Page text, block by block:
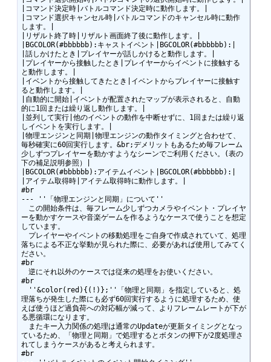
|コマンド決定時|バトルコマンド決定時に動作します。|
|コマンド選択キャンセル時|バトルコマンドのキャンセル時に動作
します。|
|リザルト終了時|リザルト画面終了後に動作します。|
|BGCOLOR(#bbbbbb):キャストイベント|BGCOLOR(#bbbbbb):|
|話しかけたとき|プレイヤーが話しかけると動作します。|
|プレイヤーから接触したとき|プレイヤーからイベントに接触する
と動作します。|
|イベントから接触してきたとき|イベントからプレイヤーに接触す
ると動作します。|
|自動的に開始|イベントが配置されたマップが表示されると、自動
的に1回または繰り返し動作します。|
|並列して実行|他のイベントの動作を中断せずに、1回または繰り返
しイベントを実行します。|
|物理エンジンと同期|物理エンジンの動作タイミングと合わせて、
毎秒確実に60回実行します。&br;デメリットもあるため毎フレーム
少しずつプレイヤーを動かすようなシーンでご利用ください。(表の
下の補足説明参照）|
|BGCOLOR(#bbbbbb):アイテムイベント|BGCOLOR(#bbbbbb):|
|アイテム取得時|アイテム取得時に動作します。|
#br
--- ''「物理エンジンと同期」について''
この開始条件は、毎フレーム少しずつカメラやイベント・プレイヤ
ーを動かすケースや音楽ゲームを作るようなケースで使うことを想定
しています。
プレイヤーやイベントの移動処理をご自身で作成されていて、処理
落ちによる不正な挙動が見られた際に、必要があれば使用してみてく
ださい。
#br
逆にそれ以外のケースでは従来の処理をお使いください。
#br
''&color(red){(!)};''「物理と同期」を指定していると、処
理落ちが発生した際にも必ず60回実行するように処理するため、使
えば使うほど過負荷への対応幅が減って、よりフレームレートが下が
る悪循環になります。
またキー入力関係の処理は通常のUpdateが更新タイミングとなっ
ているため、「物理と同期」で処理するとボタンの押下が2度処理さ
れてしまうケースがあると考えられます。
#br